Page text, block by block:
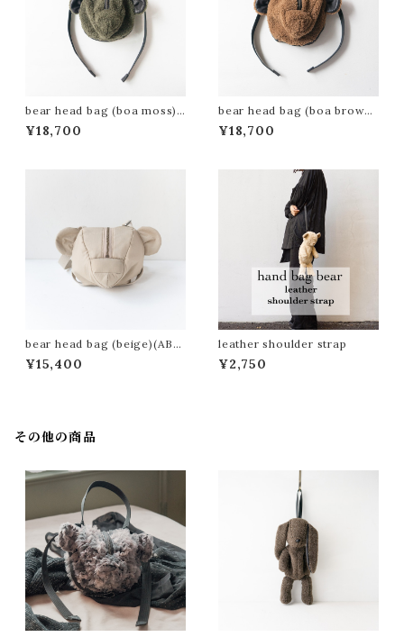
bear head bag (boa moss)
(ABBH2404)
¥18,700
bear head bag (boa brown)
(ABBH2405)
¥18,700
bear head bag (beige)(ABB
H2403)
¥15,400
leather shoulder strap
¥2,750
その他の商品